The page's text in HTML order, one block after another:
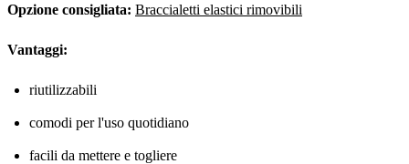
Opzione consigliata: Braccialetti elastici rimovibili
Vantaggi:
riutilizzabili
comodi per l'uso quotidiano
facili da mettere e togliere